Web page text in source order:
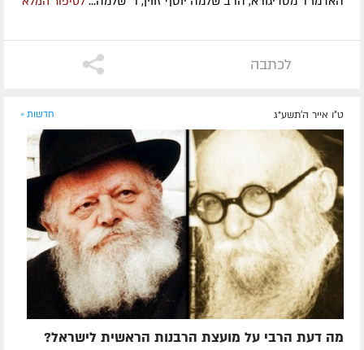
לכתבה
ט"ו אייר ה׳תשע״ג חדשות »
מה דעת הרבי על מועצת הרבנות הראשית לישראל?